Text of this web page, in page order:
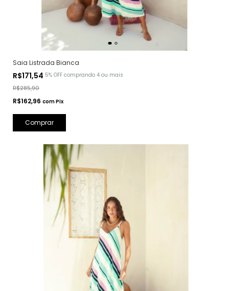
Saia Listrada Bianca
R$171,54 5% OFF comprando 4 ou mais
R$285,90
R$162,96 comPix
Comprar